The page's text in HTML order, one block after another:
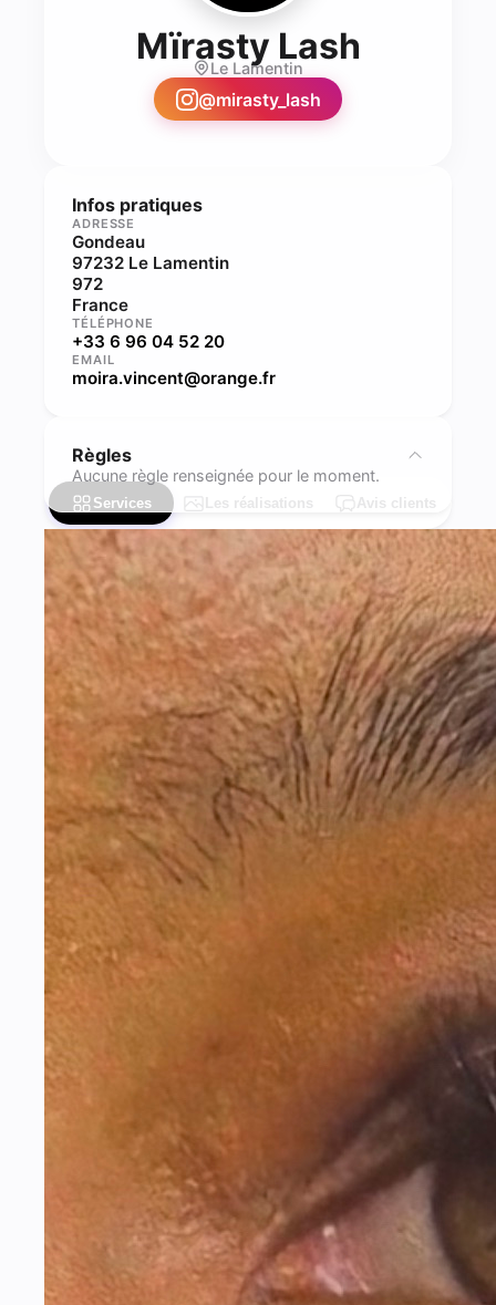
Mïrasty Lash
Le Lamentin
@mirasty_lash
Infos pratiques
ADRESSE
Gondeau
97232 Le Lamentin
972
France
TÉLÉPHONE
+33 6 96 04 52 20
EMAIL
moira.vincent@orange.fr
Règles
Aucune règle renseignée pour le moment.
Services Les réalisations Avis clients